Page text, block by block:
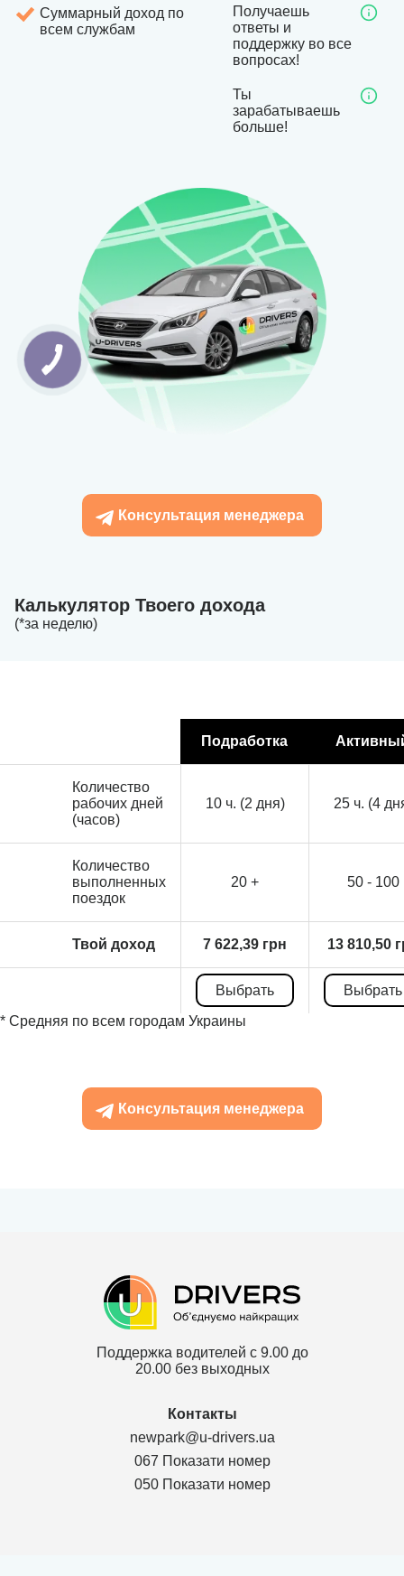
Суммарный доход по
всем службам
Получаешь
ответы и
поддержку во все
вопросах!
Ты
зарабатываешь
больше!
Консультация менеджера
Калькулятор Твоего дохода
(*за неделю)
Подработка
Количество
рабочих дней
(часов)
10 ч. (2 дня) 25 ч. (4
Количество
выполненных
поездок
20 + 50 - 100
Твой доход 7 622,39 грн 13 810,50
Выбрать
Выбрать
* Средняя по всем городам Украины
Консультация менеджера
Поддержка водителей с 9.00 до
20.00 без выходных
Контакты
newpark@u-drivers.ua
067 Показати номер
050 Показати номер